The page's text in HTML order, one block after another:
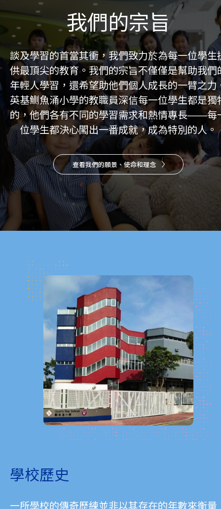
我們的宗旨
談及學習的首當其衝，我們致力於為每一位學生
供最頂尖的教育。我們的宗旨不僅僅是幫助我們
年輕人學習，還希望助他們個人成長的一臂之力
英基鰂魚涌小學的教職員深信每一位學生都是獨
的，他們各有不同的學習需求和熱情專長——每
位學生都決心闖出一番成就，成為特別的人。
查看我們的願景、使命和理念
學校歷史
一所學校的傳奇歷練並非以其存在的年數來衡量